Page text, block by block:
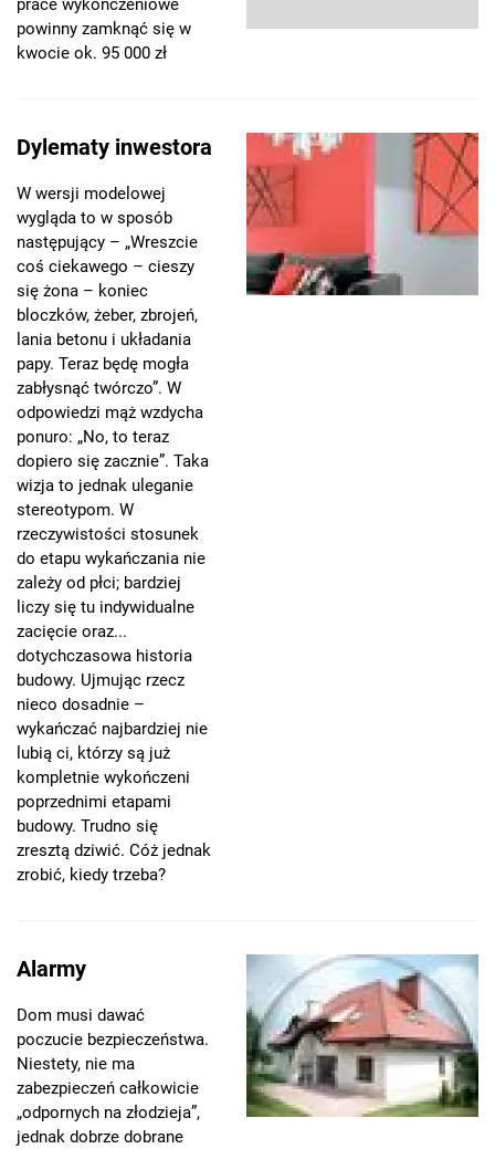
powinny zamknąć się w
kwocie ok. 95 000 zł
Dylematy inwestora
W wersji modelowej
wygląda to w sposób
następujący – „Wreszcie
coś ciekawego – cieszy
się żona – koniec
bloczków, żeber, zbrojeń,
lania betonu i układania
papy. Teraz będę mogła
zabłysnąć twórczo”. W
odpowiedzi mąż wzdycha
ponuro: „No, to teraz
dopiero się zacznie”. Taka
wizja to jednak uleganie
stereotypom. W
rzeczywistości stosunek
do etapu wykańczania nie
zależy od płci; bardziej
liczy się tu indywidualne
zacięcie oraz...
dotychczasowa historia
budowy. Ujmując rzecz
nieco dosadnie –
wykańczać najbardziej nie
lubią ci, którzy są już
kompletnie wykończeni
poprzednimi etapami
budowy. Trudno się
zresztą dziwić. Cóż jednak
zrobić, kiedy trzeba?
Alarmy
Dom musi dawać
poczucie bezpieczeństwa.
Niestety, nie ma
zabezpieczeń całkowicie
„odpornych na złodzieja”,
jednak dobrze dobrane